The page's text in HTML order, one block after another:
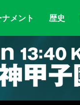
メント 歴史